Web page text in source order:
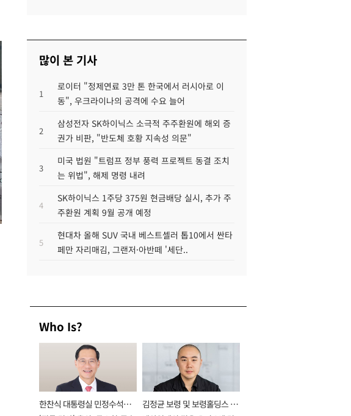
많이 본 기사
1
로이터 "정제연료 3만 톤 한국에서 러시아로 이
동", 우크라이나의 공격에 수요 늘어
2
삼성전자 SK하이닉스 소극적 주주환원에 해외 증
권가 비판, "반도체 호황 지속성 의문"
3
미국 법원 "트럼프 정부 풍력 프로젝트 동결 조치
는 위법", 해제 명령 내려
4
SK하이닉스 1주당 375원 현금배당 실시, 추가 주
주환원 계획 9월 공개 예정
5
현대차 올해 SUV 국내 베스트셀러 톱10에서 싼타
페만 자리매김, 그랜저·아반떼 '세단..
Who Is?
한찬식 대통령실 민정수석비
김정균 보령 및 보령홀딩스 대